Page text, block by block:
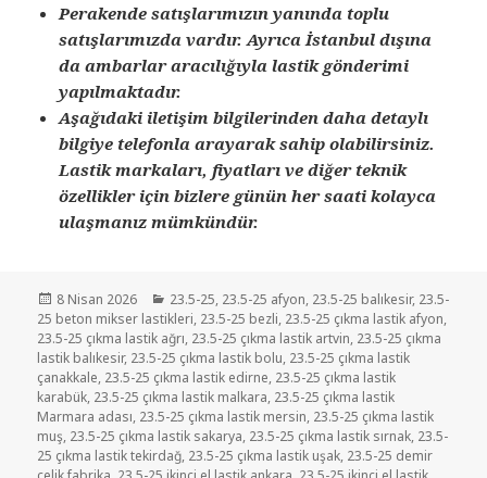
Perakende satışlarımızın yanında toplu
satışlarımızda vardır. Ayrıca İstanbul dışına
da ambarlar aracılığıyla lastik gönderimi
yapılmaktadır.
Aşağıdaki iletişim bilgilerinden daha detaylı
bilgiye telefonla arayarak sahip olabilirsiniz.
Lastik markaları, fiyatları ve diğer teknik
özellikler için bizlere günün her saati kolayca
ulaşmanız mümkündür.
Yayın
tarihi
8 Nisan 2026 Kategoriler
23.5-25, 23.5-25 afyon, 23.5-25 balıkesir, 23.5-
25 beton mikser lastikleri, 23.5-25 bezli, 23.5-25 çıkma lastik afyon,
23.5-25 çıkma lastik ağrı, 23.5-25 çıkma lastik artvin, 23.5-25 çıkma
lastik balıkesir, 23.5-25 çıkma lastik bolu, 23.5-25 çıkma lastik
çanakkale, 23.5-25 çıkma lastik edirne, 23.5-25 çıkma lastik
karabük, 23.5-25 çıkma lastik malkara, 23.5-25 çıkma lastik
Marmara adası, 23.5-25 çıkma lastik mersin, 23.5-25 çıkma lastik
muş, 23.5-25 çıkma lastik sakarya, 23.5-25 çıkma lastik sırnak, 23.5-
25 çıkma lastik tekirdağ, 23.5-25 çıkma lastik uşak, 23.5-25 demir